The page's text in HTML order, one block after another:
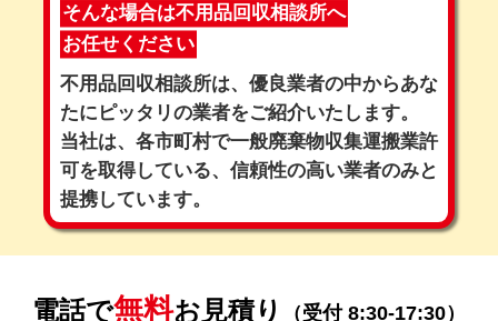
そんな場合は不用品回収相談所へ
お任せください
不用品回収相談所は、優良業者の中からあな
たにピッタリの業者をご紹介いたします。
当社は、各市町村で一般廃棄物収集運搬業許
可を取得している、 信頼性の高い業者のみと
提携しています。
電話で無料お見積り （受付 8:30-17:30）